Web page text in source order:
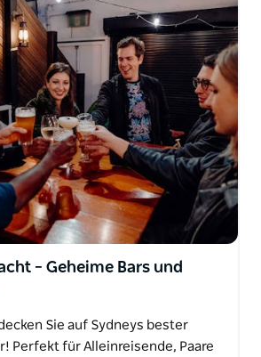
– Geheime Bars und
Sie auf Sydneys bester
Perfekt für Alleinreisende, Paare